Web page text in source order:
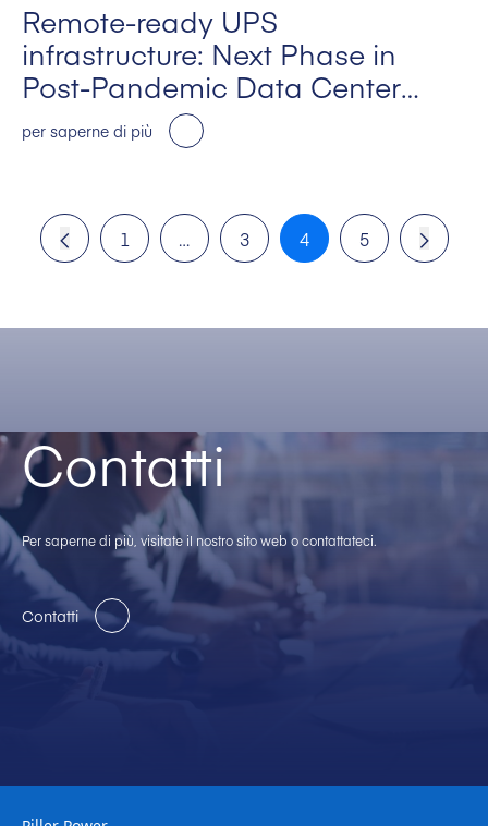
Remote-ready UPS
infrastructure: Next Phase in
Post-Pandemic Data Center
M+E Design”
per saperne di più
1 … 3 4 5
Contatti
Per saperne di più, visitate il nostro sito web o contattateci.
Contatti